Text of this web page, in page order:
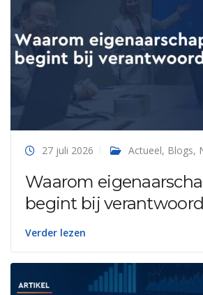
27 juli 2026 Actueel, Blogs,
Waarom
begint bij
Verder lezen